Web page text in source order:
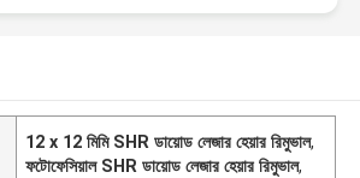
12 x 12 মিমি SHR ডায়োড লেজার হেয়ার রিমুভাল,
ফটোফেসিয়াল SHR ডায়োড লেজার হেয়ার রিমুভাল,